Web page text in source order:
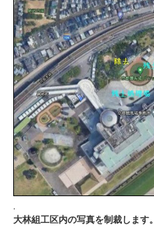
.
大林組工区内の写真を制裁します。